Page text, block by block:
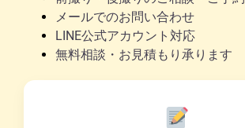
メールでのお問い合わせ
LINE公式アカウント対応
無料相談・お見積もり承ります